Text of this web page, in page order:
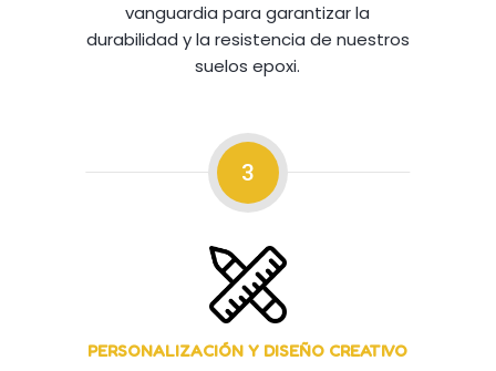
vanguardia para garantizar la
durabilidad y la resistencia de nuestros
suelos epoxi.
3
PERSONALIZACIÓN Y DISEÑO CREATIVO